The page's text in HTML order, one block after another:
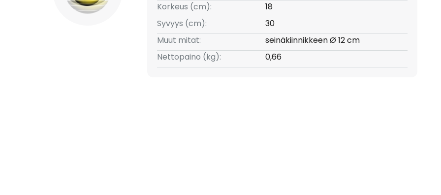
Korkeus (cm):
18
Syvyys (cm):
30
Muut mitat:
seinäkiinnikkeen Ø 12 cm
Nettopaino (kg):
0,66